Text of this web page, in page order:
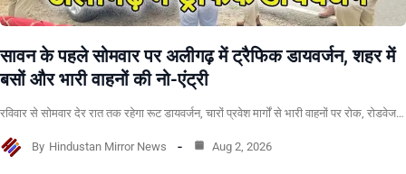
सावन के पहले सोमवार पर अलीगढ़ में ट्रैफिक डायवर्जन, शहर में
बसों और भारी वाहनों की नो-एंट्री
रविवार से सोमवार देर रात तक रहेगा रूट डायवर्जन, चारों प्रवेश मार्गों से भारी वाहनों पर रोक, रोडवेज…
By Hindustan Mirror News Aug 2, 2026